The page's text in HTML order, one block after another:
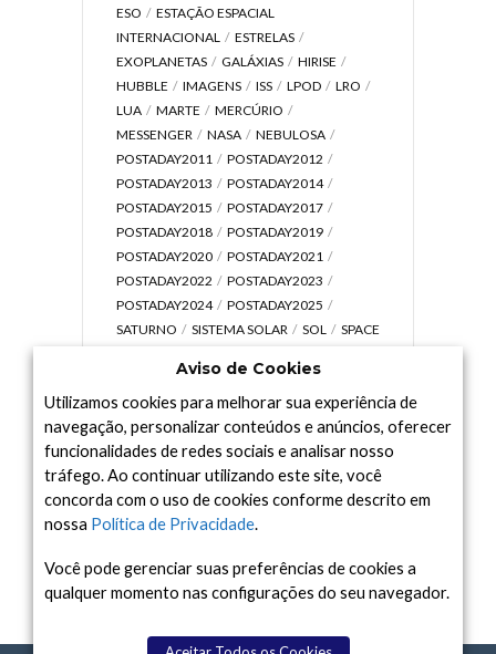
ESO
ESTAÇÃO ESPACIAL
INTERNACIONAL
ESTRELAS
EXOPLANETAS
GALÁXIAS
HIRISE
HUBBLE
IMAGENS ISS LPOD
LRO
LUA
MARTE
MERCÚRIO
MESSENGER
NASA
NEBULOSA
POSTADAY2011
POSTADAY2012
POSTADAY2013
POSTADAY2014
POSTADAY2015
POSTADAY2017
POSTADAY2018
POSTADAY2019
POSTADAY2020
POSTADAY2021
POSTADAY2022
POSTADAY2023
POSTADAY2024
POSTADAY2025
SATURNO
SISTEMA SOLAR SOL
SPACE
UNIVERSO
VÍDEO
Arquivo
Arquivo
Aviso de Cookies
Utilizamos cookies para melhorar sua experiência de
navegação, personalizar conteúdos e anúncios, oferecer
funcionalidades de redes sociais e analisar nosso
tráfego. Ao continuar utilizando este site, você
concorda com o uso de cookies conforme descrito em
nossa Política de Privacidade.
Você pode gerenciar suas preferências de cookies a
qualquer momento nas configurações do seu navegador.